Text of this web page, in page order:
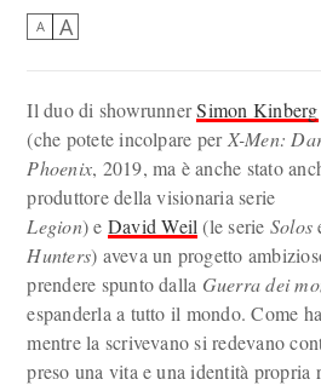
A A
Il duo di showrunnerSimon Kinberg
(che potete incolpare per X-Men:
Phoenix, 2019, ma è anche stato
produttore della visionaria serie
Legion) e David Weil (le serie Solos
Hunters) aveva un progetto
prendere spunto dalla Guerra dei
espanderla a tutto il mondo. Come
mentre la scrivevano si redevano
preso una vita e una identità propria